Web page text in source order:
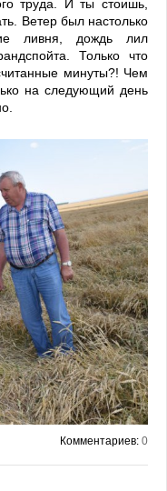
труда. И ты стоишь,
Ветер был настолько
ливня, дождь лил
Только что
минуты?! Чем
на следующий день
Комментариев: 0